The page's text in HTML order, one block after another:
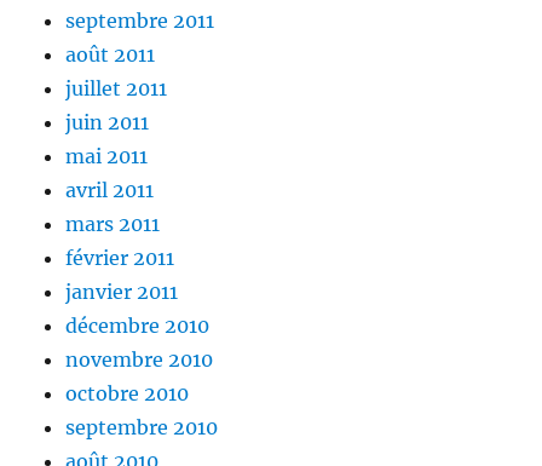
septembre 2011
août 2011
juillet 2011
juin 2011
mai 2011
avril 2011
mars 2011
février 2011
janvier 2011
décembre 2010
novembre 2010
octobre 2010
septembre 2010
août 2010